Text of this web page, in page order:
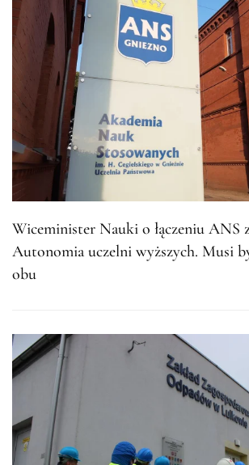
Wiceminister Nauki o łączeniu ANS
Autonomia uczelni wyższych. Musi
obu